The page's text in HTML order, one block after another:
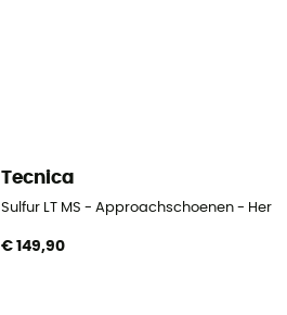
Tecnica
Sulfur LT MS - Approachschoenen - Heren
€ 149,90